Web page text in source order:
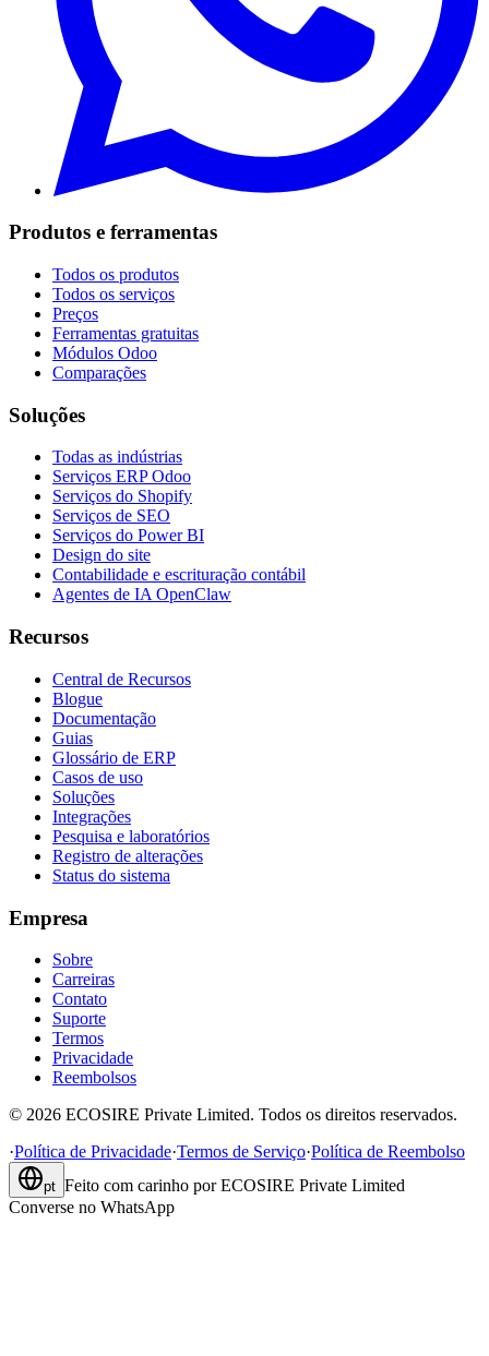
Produtos e ferramentas
Todos os produtos
Todos os serviços
Preços
Ferramentas gratuitas
Módulos Odoo
Comparações
Soluções
Todas as indústrias
Serviços ERP Odoo
Serviços do Shopify
Serviços de SEO
Serviços do Power BI
Design do site
Contabilidade e escrituração contábil
Agentes de IA OpenClaw
Recursos
Central de Recursos
Blogue
Documentação
Guias
Glossário de ERP
Casos de uso
Soluções
Integrações
Pesquisa e laboratórios
Registro de alterações
Status do sistema
Empresa
Sobre
Carreiras
Contato
Suporte
Termos
Privacidade
Reembolsos
© 2026 ECOSIRE Private Limited. Todos os direitos reservados.
·Política de Privacidade·Termos de Serviço·Política de Reembolso
pt Feito com carinho por ECOSIRE Private Limited
Converse no WhatsApp